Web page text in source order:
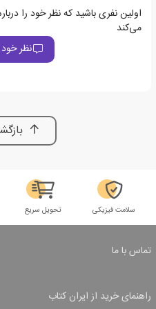
اولین نفری باشید که نظر خود را
می‌کند
نظر خود
سلامت فیزیکی تحویل سریع
تماس با ما
راهنمای خرید از ایران کتاب